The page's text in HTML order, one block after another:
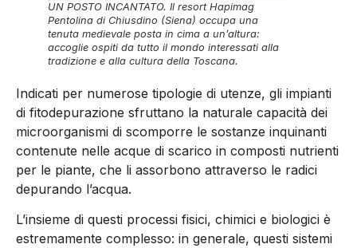
UN POSTO INCANTATO. Il resort Hapimag
Pentolina di Chiusdino (Siena) occupa una
tenuta medievale posta in cima a un’altura:
accoglie ospiti da tutto il mondo interessati alla
tradizione e alla cultura della Toscana.
Indicati per numerose tipologie di utenze, gli impianti
di fitodepurazione sfruttano la naturale capacità dei
microorganismi di scomporre le sostanze inquinanti
contenute nelle acque di scarico in composti nutrienti
per le piante, che li assorbono attraverso le radici
depurando l’acqua.
L’insieme di questi processi fisici, chimici e biologici è
estremamente complesso: in generale, questi sistemi